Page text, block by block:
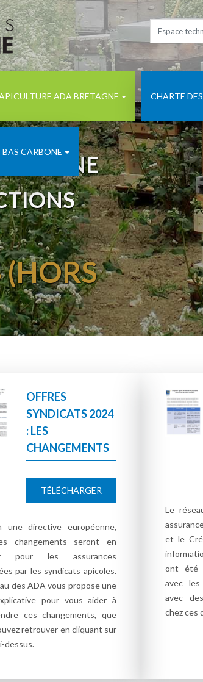
ADA BRETAGNE CHARTE
CARBONE
OFFRES
SYNDICATS 2024
: LES
CHANGEMENTS
TÉLÉCHARGER
une directive européenne,
changements seront en
pour les assurances
par les syndicats apicoles.
des ADA vous propose une
pour vous aider à
ces changements, que
retrouver en cliquant sur
dessus.
Le
et le
ont été
avec les
avec
chez ces